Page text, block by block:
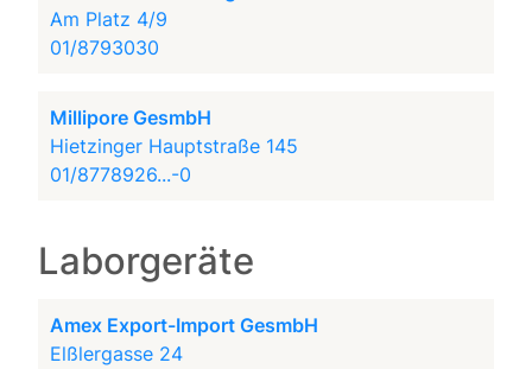
Am Platz 4/9
01/8793030
Millipore GesmbH
Hietzinger Hauptstraße 145
01/8778926...-0
Laborgeräte
Amex Export-Import GesmbH
Elßlergasse 24